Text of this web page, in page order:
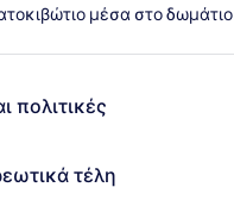
μέσα στο δωμάτιο
πολιτικές
τέλη